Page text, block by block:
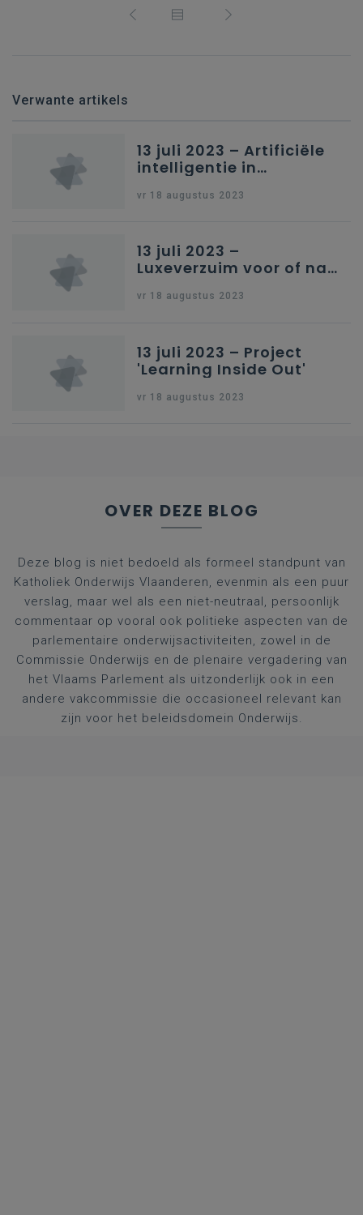
Verwante artikels
13 juli 2023 – Artificiële
intelligentie in
vr 18 augustus 2023
13 juli 2023 –
Luxeverzuim voor of na
vr 18 augustus 2023
13 juli 2023 – Project
'Learning Inside Out'
vr 18 augustus 2023
OVER DEZE BLOG
Deze blog is niet bedoeld als formeel standpunt van
Katholiek Onderwijs Vlaanderen, evenmin als een puur
verslag, maar wel als een niet-neutraal, persoonlijk
commentaar op vooral ook politieke aspecten van de
parlementaire onderwijsactiviteiten, zowel in de
Commissie Onderwijs en de plenaire vergadering van
het Vlaams Parlement als uitzonderlijk ook in een
andere vakcommissie die occasioneel relevant kan
zijn voor het beleidsdomein Onderwijs.